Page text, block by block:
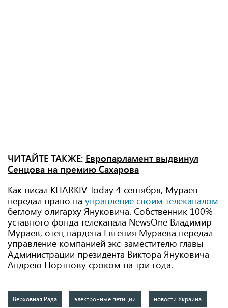
ЧИТАЙТЕ ТАКЖЕ: Европарламент выдвинул
Сенцова на премию Сахарова
Как писал KHARKIV Today 4 сентября, Мураев
передал право на управление своим телеканалом
беглому олигарху Януковича. Собственник 100%
уставного фонда телеканала NewsOne Владимир
Мураев, отец нардепа Евгения Мураева передал
управление компанией экс-заместителю главы
Администрации президента Виктора Януковича
Андрею Портнову сроком на три года.
Верховная Рада электронные петиции новости Украина